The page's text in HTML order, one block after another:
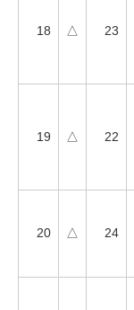
18 △ 23
19 △ 22
20 △ 24